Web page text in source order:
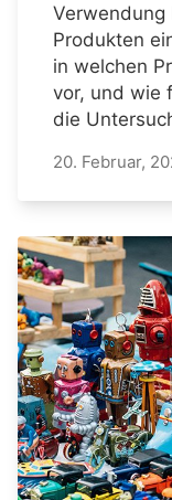
Produkten
in welchen
vor, und wie
die
20. Februar,